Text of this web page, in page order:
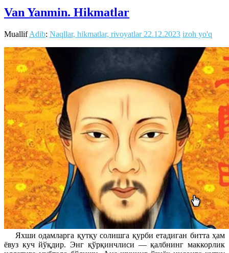
Van Yanmin. Hikmatlar
MuallifAdib: Naqllar, hikmatlar, rivoyatlar 22.12.2023 izoh yo'q
Яхши одамларга қутқу солишга қурби етадиган битта ҳам
ёвуз куч йўқдир. Энг қўрқинчлиси — қалбнинг маккорлик